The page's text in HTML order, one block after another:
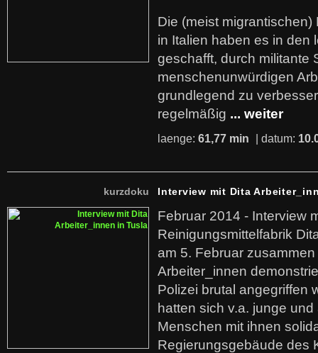
Die (meist
in Italien haben es in den
geschafft, durch militante
menschenunwürdigen
grundlegend zu
regelmäßig ... weiter
laenge: 61,77 min | datum:
kurzdoku Interview mit Dita
Februar 2014 - Interview
Reinigungsmittelfabrik
am 5. Februar
Arbeiter_innen
Polizei brutal angegriffen
hatten sich v.a. junge
Menschen mit ihnen
Regierungsgebäude des